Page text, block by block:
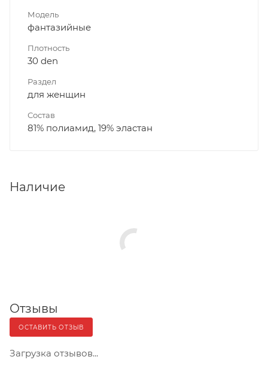
Модель
фантазийные
Плотность
30 den
Раздел
для женщин
Состав
81% полиамид, 19% эластан
Наличие
Отзывы
ОСТАВИТЬ ОТЗЫВ
Загрузка отзывов...